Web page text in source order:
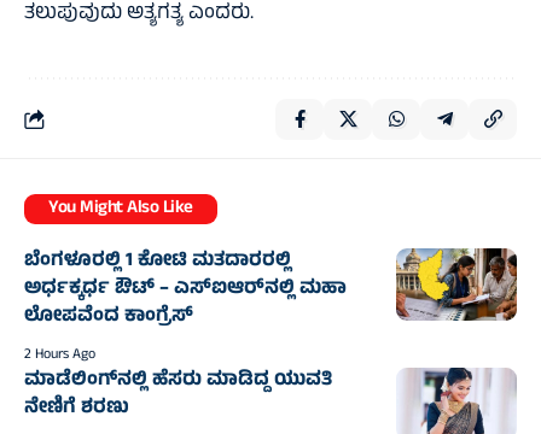
ತಲುಪುವುದು ಅತ್ಯಗತ್ಯ ಎಂದರು.
You Might Also Like
ಬೆಂಗಳೂರಲ್ಲಿ 1 ಕೋಟಿ ಮತದಾರರಲ್ಲಿ
ಅರ್ಧಕ್ಕರ್ಧ ಔಟ್ – ಎಸ್‌ಐಆರ್‌ನಲ್ಲಿ ಮಹಾ
ಲೋಪವೆಂದ ಕಾಂಗ್ರೆಸ್
2 Hours Ago
ಮಾಡೆಲಿಂಗ್‌ನಲ್ಲಿ ಹೆಸರು ಮಾಡಿದ್ದ ಯುವತಿ
ನೇಣಿಗೆ ಶರಣು